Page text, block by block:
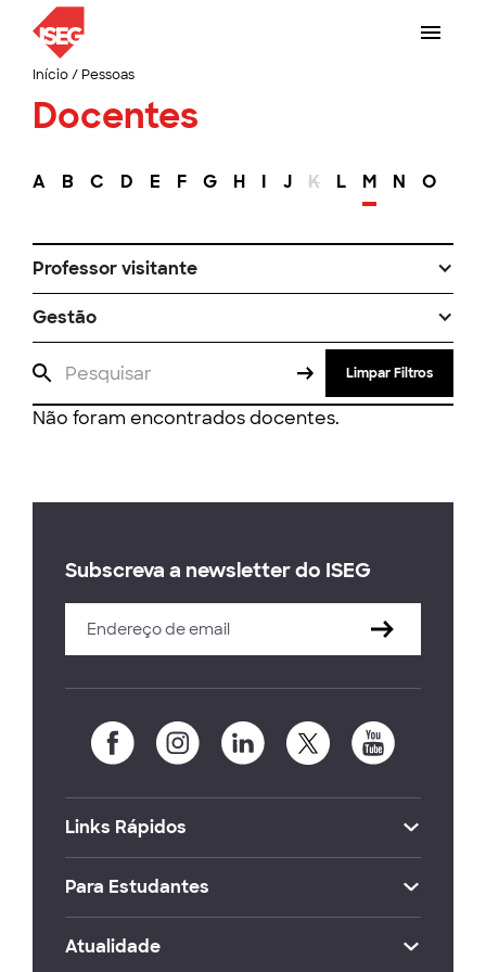
Início/ Pessoas
Docentes
A B C D E F G H I J K L M N O
Professor visitante
Gestão
Limpar Filtros
Não foram encontrados docentes.
Subscreva a newsletter do ISEG
Links Rápidos
Para Estudantes
Atualidade